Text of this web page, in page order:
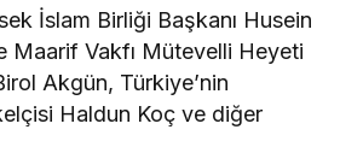
İslam Birliği Başkanı Husein
Maarif Vakfı Mütevelli Heyeti
Akgün, Türkiye’nin
Haldun Koç ve diğer